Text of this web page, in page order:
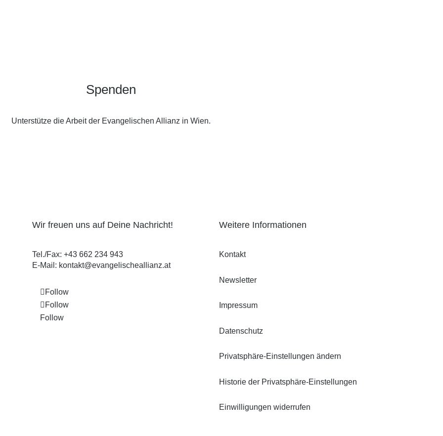
Spenden
Unterstütze die Arbeit der Evangelischen Allianz in Wien.
Wir freuen uns auf Deine Nachricht!
Tel./Fax: +43 662 234 943
E-Mail: kontakt@evangelischeallianz.at
Follow
Follow
Follow
Weitere Informationen
Kontakt
Newsletter
Impressum
Datenschutz
Privatsphäre-Einstellungen ändern
Historie der Privatsphäre-Einstellungen
Einwilligungen widerrufen